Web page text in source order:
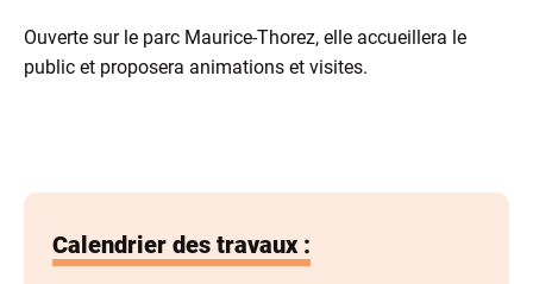
Ouverte sur le parc Maurice-Thorez, elle accueillera le
public et proposera animations et visites.
Calendrier des travaux :